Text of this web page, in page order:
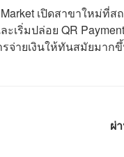
Market เปิดสาขาใหม่
ละเริ่มปล่อย QR
จ่ายเงินให้ทันสมัยมาก
ผ่